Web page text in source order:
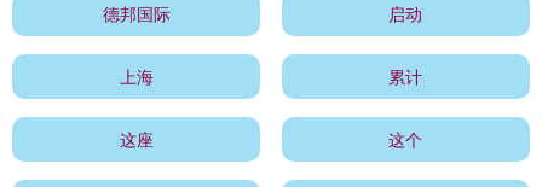
德邦国际 启动
上海 累计
这座 这个